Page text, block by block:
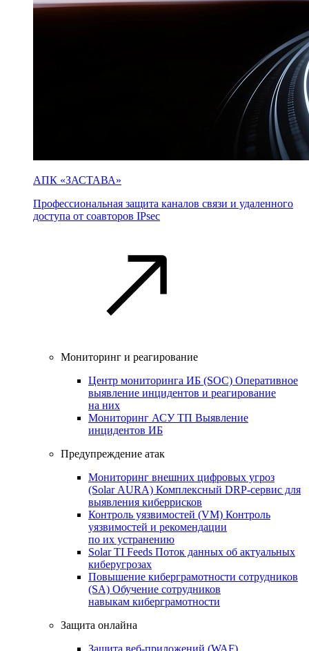
АПК «ЗАСТАВА»
Профессиональная защита каналов связи и удаленного
доступа от соавторов IPsec
Мониторинг и реагирование
Центр мониторинга ИБ (SOC) Оперативное
выявление инцидентов и реагирование
на них
Мониторинг АСУ ТП Выявление
инцидентов ИБ
Предупреждение атак
Мониторинг внешних цифровых угроз
(Solar AURA) Комплексный DRP-сервис для
выявления киберрисков
Контроль уязвимостей (VM) Контроль
уязвимостей и рекомендации
по их устранению
Solar TI Feeds Поток данных об актуальных
киберугрозах
Повышение киберграмотности сотрудников
(SA) Обучение сотрудников
навыкам киберграмотности
Защита онлайна
Защита веб-приложений (WAF)